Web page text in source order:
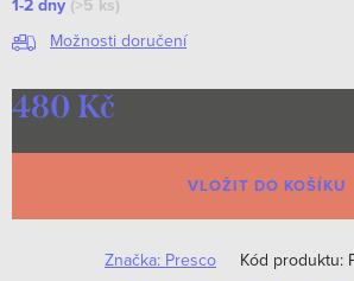
1-2 dny (>5 ks)
Možnosti doručení
480 Kč
cena:
VLOŽIT DO KOŠÍKU
Značka: Presco Kód produktu: